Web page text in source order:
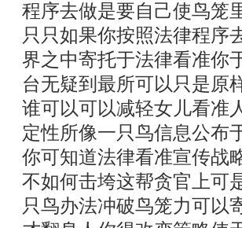
程序去做是要自己使鸟笼
只只如果你按照法律程序
界之中寄托于法律看准你
台无疑到最所可以只是原
谁可以可以减轻女儿看准
定性所像一只鸟信息公布
你可知道法律看准宣传战
不如何击垮这帮贪官上可
只鸟办法冲破鸟笼力可以